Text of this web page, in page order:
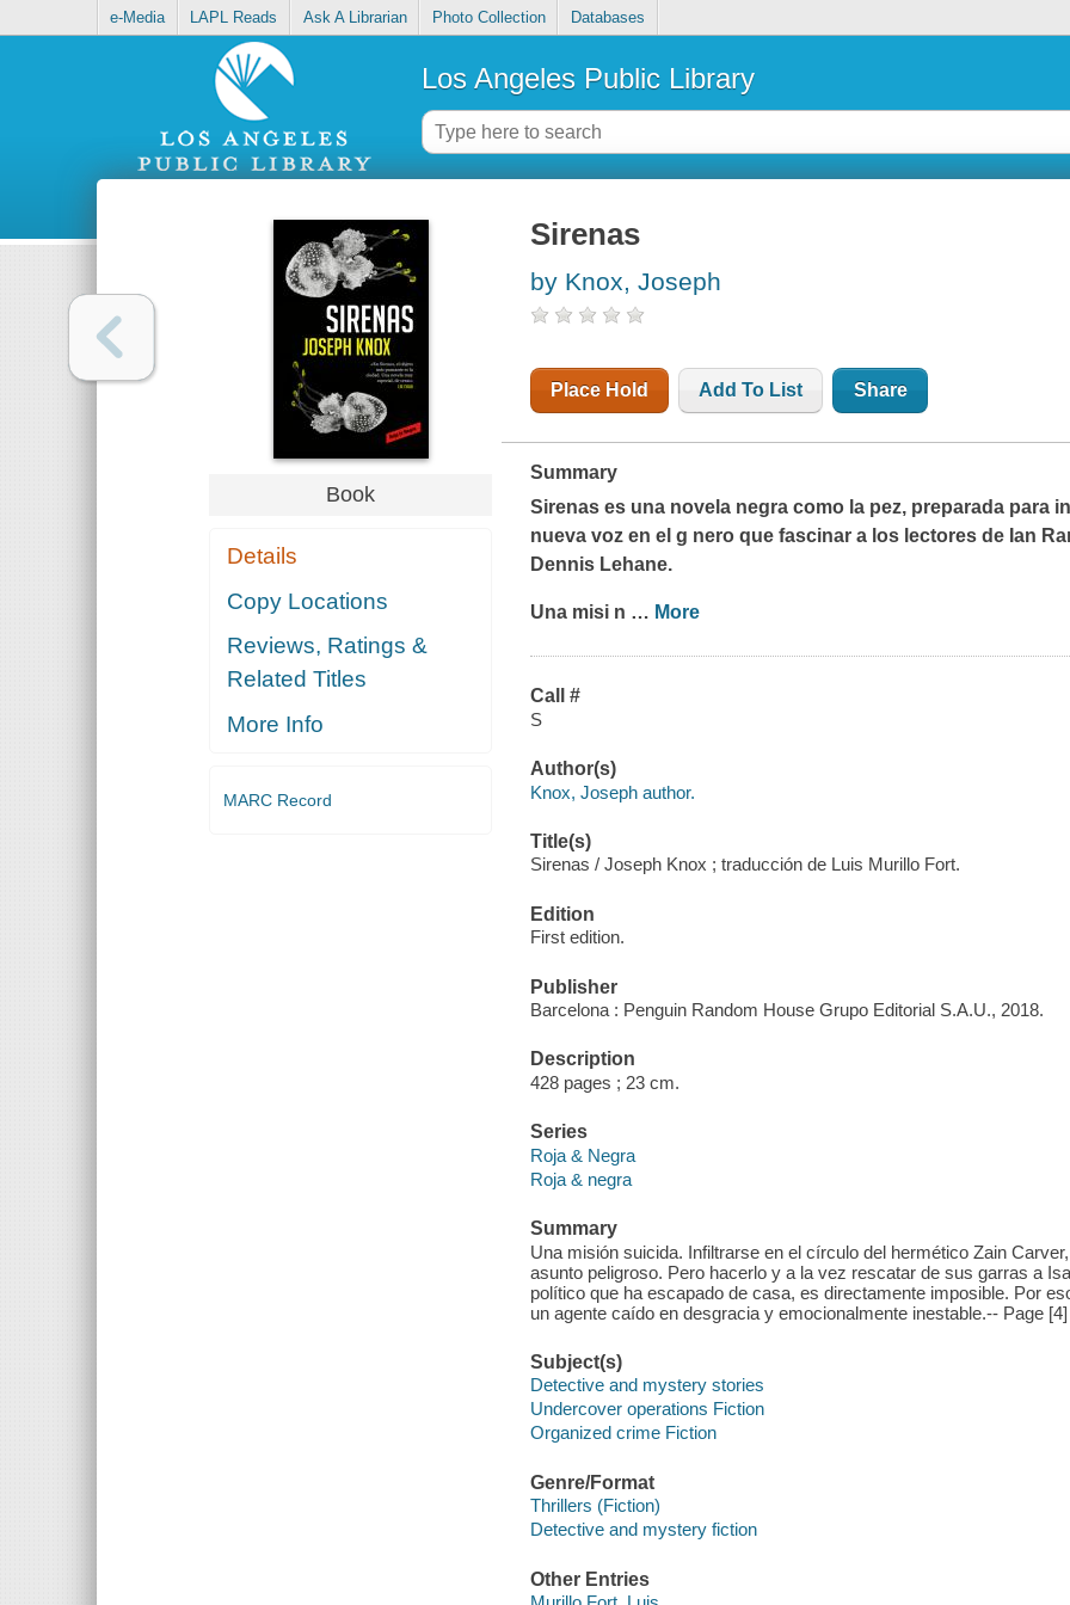
e-Media LAPL Reads Ask A Librarian Photo Collection Databases
Los Angeles Public Library
Book
Details
Copy Locations
Reviews, Ratings &
Related Titles
More Info
MARC Record
Sirenas
by Knox, Joseph
Place Hold Add To List Share
Summary
Sirenas es una novela negra como la pez, preparada para
nueva voz en el g nero que fascinar a los lectores de Ian
Dennis Lehane.
Una misi n … More
Call #
S
Author(s)
Knox, Joseph author.
Title(s)
Sirenas / Joseph Knox ; traducción de Luis Murillo Fort.
Edition
First edition.
Publisher
Barcelona : Penguin Random House Grupo Editorial S.A.U., 2018.
Description
428 pages ; 23 cm.
Series
Roja & Negra
Roja & negra
Summary
Una misión suicida. Infiltrarse en el círculo del hermético Zain
asunto peligroso. Pero hacerlo y a la vez rescatar de sus garras a
político que ha escapado de casa, es directamente imposible. Por
un agente caído en desgracia y emocionalmente inestable.-- Page
Subject(s)
Detective and mystery stories
Undercover operations Fiction
Organized crime Fiction
Genre/Format
Thrillers (Fiction)
Detective and mystery fiction
Other Entries